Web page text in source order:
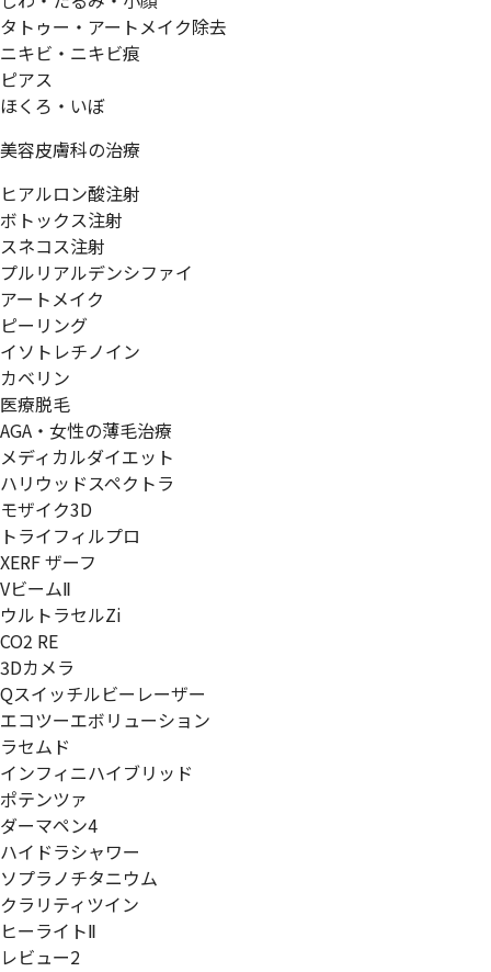
タトゥー・アートメイク除去
ニキビ・ニキビ痕
ピアス
ほくろ・いぼ
美容皮膚科の治療
ヒアルロン酸注射
ボトックス注射
スネコス注射
プルリアルデンシファイ
アートメイク
ピーリング
イソトレチノイン
カベリン
医療脱毛
AGA・女性の薄毛治療
メディカルダイエット
ハリウッドスペクトラ
モザイク3D
トライフィルプロ
XERF ザーフ
VビームⅡ
ウルトラセルZi
CO2 RE
3Dカメラ
Qスイッチルビーレーザー
エコツーエボリューション
ラセムド
インフィニハイブリッド
ポテンツァ
ダーマペン4
ハイドラシャワー
ソプラノチタニウム
クラリティツイン
ヒーライトⅡ
レビュー2